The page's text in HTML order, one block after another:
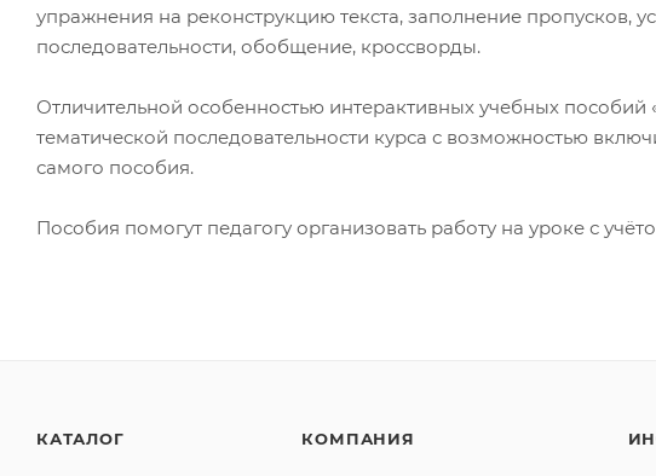
упражнения на реконструкцию текста, заполнение пропусков,
последовательности, обобщение, кроссворды.
Отличительной особенностью интерактивных учебных пособий
тематической последовательности курса с возможностью
самого пособия.
Пособия помогут педагогу организовать работу на уроке с
КАТАЛОГ КОМПАНИЯ